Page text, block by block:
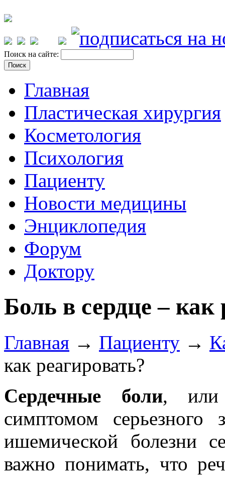
Поиск на сайте:
Главная
Пластическая хирургия
Косметология
Психология
Пациенту
Новости медицины
Энциклопедия
Форум
Доктору
Боль в сердце – как
Главная → Пациенту →
как реагировать?
Сердечные боли, или
симптомом серьезного
ишемической болезни
важно понимать, что